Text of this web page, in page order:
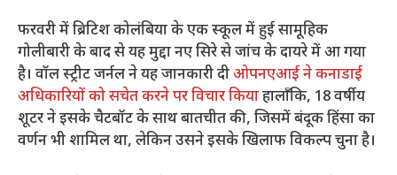
फरवरी में ब्रिटिश कोलंबिया के एक स्कूल में हुई सामूहिक
गोलीबारी के बाद से यह मुद्दा नए सिरे से जांच के दायरे में आ गया
है। वॉल स्ट्रीट जर्नल ने यह जानकारी दीओपनएआई ने कनाडाई
अधिकारियों को सचेत करने पर विचार कियाहालाँकि, 18 वर्षीय
शूटर ने इसके चैटबॉट के साथ बातचीत की, जिसमें बंदूक हिंसा का
वर्णन भी शामिल था, लेकिन उसने इसके खिलाफ विकल्प चुना है।